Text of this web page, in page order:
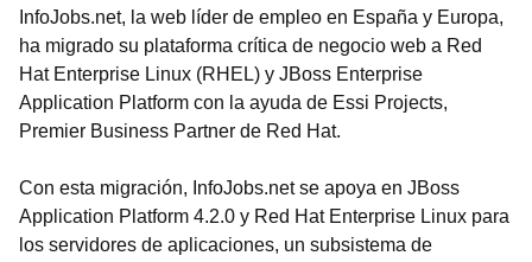
InfoJobs.net, la web líder de empleo en España y Europa,
ha migrado su plataforma crítica de negocio web a Red
Hat Enterprise Linux (RHEL) y JBoss Enterprise
Application Platform con la ayuda de Essi Projects,
Premier Business Partner de Red Hat.
Con esta migración, InfoJobs.net se apoya en JBoss
Application Platform 4.2.0 y Red Hat Enterprise Linux para
los servidores de aplicaciones, un subsistema de